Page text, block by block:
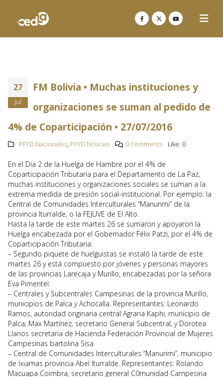
27
Jul
FM Bolivia • Muchas instituciones y
organizaciones se suman al pedido de
4% de Coparticipación • 27/07/2016
PFYD Nacionales, PFYD Noticias 0 Comments Like: 0
En el Día 2 de la Huelga de Hambre por el 4% de
Coparticipación Tributaria para el Departamento de La Paz,
muchas instituciones y organizaciones sociales se suman a la
extrema medida de presión social-institucional. Por ejemplo: la
Central de Comunidades Interculturales “Manurimi” de la
provincia Iturralde, o la FEJUVE de El Alto.
Hasta la tarde de este martes 26 se sumaron y apoyaron la
Huelga encabezada por el Gobernador Félix Patzi, por el 4% de
Coparticipación Tributaria:
– Segundo piquete de huelguistas se instaló la tarde de este
martes 26 y está compuesto por jóvenes y personas mayores
de las provincias Larecaja y Murillo, encabezadas por la señora
Eva Pimentel.
– Centrales y Subcentrales Campesinas de la provincia Murillo,
municipios de Palca y Achocalla. Representantes: Leonardo
Ramos, autoridad originaria central Agraria Kaphi, municipio de
Palca; Max Martínez, secretario General Subcentral, y Dorotea
Llanos secretaria de Hacienda Federación Provincial de Mujeres
Campesinas bartolina Sisa
– Central de Comunidades Interculturales “Manurimi”, municipio
de Ixiamas provincia Abel Iturralde. Representantes: Rolando
Macuapa Coimbra, secretario general C0munidad Campesina